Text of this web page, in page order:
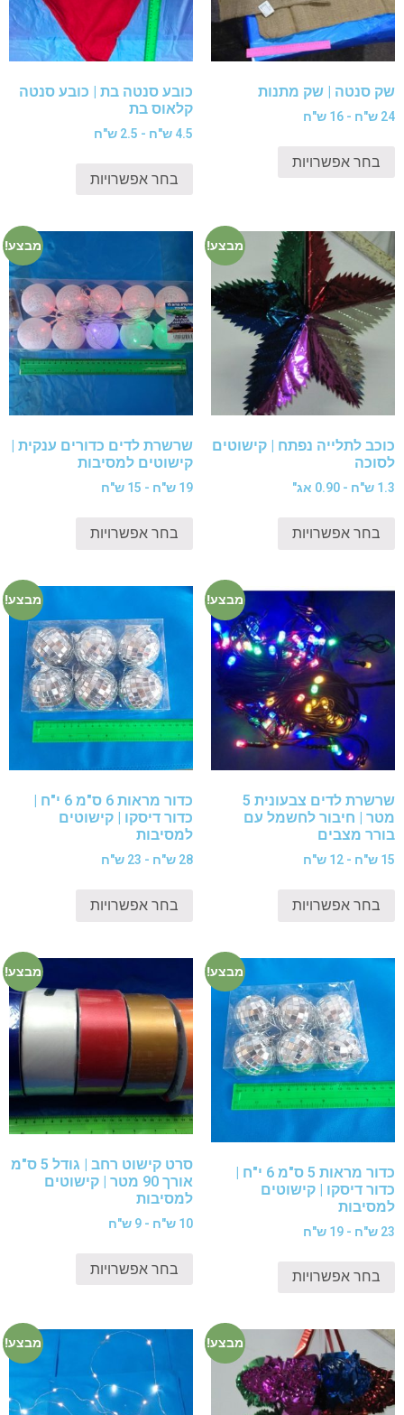
שק סנטה | שק מתנות
24 ש"ח - 16 ש"ח
בחר אפשרויות
כובע סנטה בת | כובע סנטה
קלאוס בת
4.5 ש"ח - 2.5 ש"ח
בחר אפשרויות
מבצע!
כוכב לתלייה נפתח | קישוטים
לסוכה
1.3 ש"ח - 0.90 אג"
בחר אפשרויות
מבצע!
שרשרת לדים כדורים ענקית |
קישוטים למסיבות
19 ש"ח - 15 ש"ח
בחר אפשרויות
מבצע!
שרשרת לדים צבעונית 5
מטר | חיבור לחשמל עם
בורר מצבים
15 ש"ח - 12 ש"ח
בחר אפשרויות
מבצע!
כדור מראות 6 ס"מ 6 י"ח |
כדור דיסקו | קישוטים
למסיבות
28 ש"ח - 23 ש"ח
בחר אפשרויות
מבצע!
כדור מראות 5 ס"מ 6 י"ח |
כדור דיסקו | קישוטים
למסיבות
23 ש"ח - 19 ש"ח
בחר אפשרויות
מבצע!
סרט קישוט רחב | גודל 5 ס"מ
אורך 90 מטר | קישוטים
למסיבות
10 ש"ח - 9 ש"ח
בחר אפשרויות
מבצע! מבצע!